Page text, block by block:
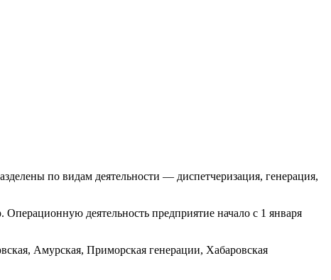
по видам деятельности — диспетчеризация, генерация,
деятельность предприятие начало с 1 января
Амурская, Приморская генерации, Хабаровская